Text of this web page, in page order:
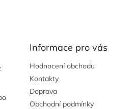
Informace pro vás
Hodnocení obchodu
Kontakty
Doprava
Obchodní podmínky